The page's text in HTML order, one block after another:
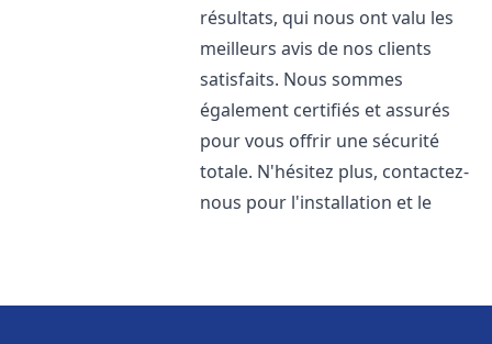
résultats, qui nous ont valu les
meilleurs avis de nos clients
satisfaits. Nous sommes
également certifiés et assurés
pour vous offrir une sécurité
totale. N'hésitez plus, contactez-
nous pour l'installation et le